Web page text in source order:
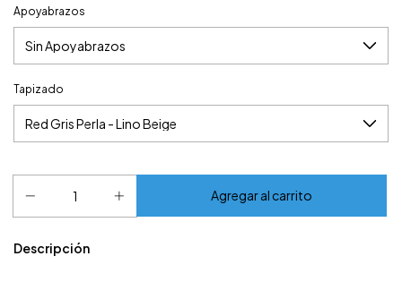
Apoyabrazos
Tapizado
Descripción